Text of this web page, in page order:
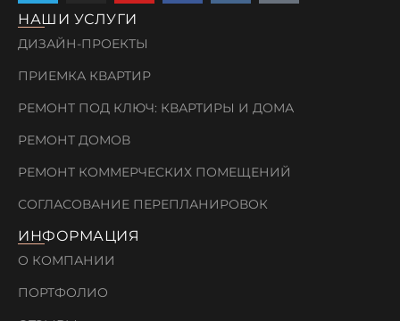
НАШИ УСЛУГИ
ДИЗАЙН-ПРОЕКТЫ
ПРИЕМКА КВАРТИР
РЕМОНТ ПОД КЛЮЧ: КВАРТИРЫ И ДОМА
РЕМОНТ ДОМОВ
РЕМОНТ КОММЕРЧЕСКИХ ПОМЕЩЕНИЙ
СОГЛАСОВАНИЕ ПЕРЕПЛАНИРОВОК
ИНФОРМАЦИЯ
О КОМПАНИИ
ПОРТФОЛИО